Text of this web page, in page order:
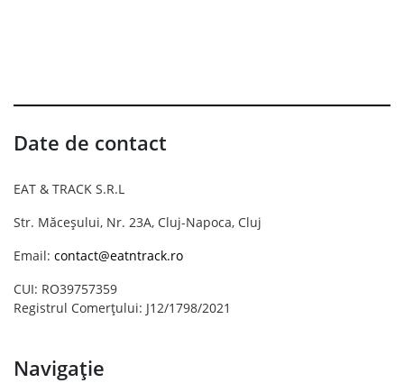
Date de contact
EAT & TRACK S.R.L
Str. Măceșului, Nr. 23A, Cluj-Napoca, Cluj
Email: contact@eatntrack.ro
CUI: RO39757359
Registrul Comerțului: J12/1798/2021
Navigație